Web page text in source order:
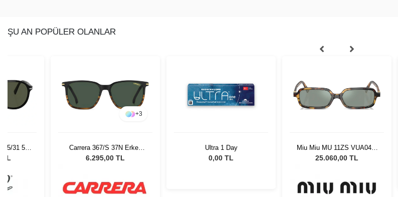
ŞU AN POPÜLER OLANLAR
95/31 55
TL
+3
Carrera 367/S 37N Erkek
Güneş Gözlüğü
6.295,00 TL
Ultra 1 Day
0,00 TL
Miu Miu MU 11ZS VUA04M
51 Kadın Güneş Gözlüğü
25.060,00 TL